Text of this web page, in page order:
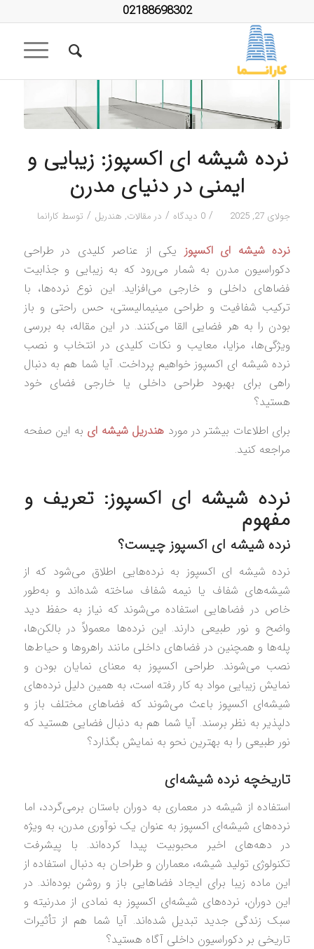
02188698302
نرده شیشه ای اکسپوز: زیبایی و
ایمنی در دنیای مدرن
جولای 27, 2025 / 0 دیدگاه / در مقالات, هندریل / توسط کارانما
نرده شیشه ای اکسپوز یکی از عناصر کلیدی در طراحی
دکوراسیون مدرن به شمار می‌رود که به زیبایی و جذابیت
فضاهای داخلی و خارجی می‌افزاید. این نوع نرده‌ها، با
ترکیب شفافیت و طراحی مینیمالیستی، حس راحتی و باز
بودن را به هر فضایی القا می‌کنند. در این مقاله، به بررسی
ویژگی‌ها، مزایا، معایب و نکات کلیدی در انتخاب و نصب
نرده شیشه ای اکسپوز خواهیم پرداخت. آیا شما هم به دنبال
راهی برای بهبود طراحی داخلی یا خارجی فضای خود
هستید؟
برای اطلاعات بیشتر در مورد هندریل شیشه‌ ای به این صفحه
مراجعه کنید.
نرده شیشه ای اکسپوز: تعریف و
مفهوم
نرده شیشه ای اکسپوز چیست؟
نرده شیشه ای اکسپوز به نرده‌هایی اطلاق می‌شود که از
شیشه‌های شفاف یا نیمه شفاف ساخته شده‌اند و به‌طور
خاص در فضاهایی استفاده می‌شوند که نیاز به حفظ دید
واضح و نور طبیعی دارند. این نرده‌ها معمولاً در بالکن‌ها،
پله‌ها و همچنین در فضاهای داخلی مانند راهروها و حیاط‌ها
نصب می‌شوند. طراحی اکسپوز به معنای نمایان بودن و
نمایش زیبایی مواد به کار رفته است، به همین دلیل نرده‌های
شیشه‌ای اکسپوز باعث می‌شوند که فضاهای مختلف باز و
دلپذیر به نظر برسند. آیا شما هم به دنبال فضایی هستید که
نور طبیعی را به بهترین نحو به نمایش بگذارد؟
تاریخچه نرده شیشه‌ای
استفاده از شیشه در معماری به دوران باستان برمی‌گردد، اما
نرده‌های شیشه‌ای اکسپوز به عنوان یک نوآوری مدرن، به ویژه
در دهه‌های اخیر محبوبیت پیدا کرده‌اند. با پیشرفت
تکنولوژی تولید شیشه، معماران و طراحان به دنبال استفاده از
این ماده زیبا برای ایجاد فضاهایی باز و روشن بوده‌اند. در
این دوران، نرده‌های شیشه‌ای اکسپوز به نمادی از مدرنیته و
سبک زندگی جدید تبدیل شده‌اند. آیا شما هم از تأثیرات
تاریخی بر دکوراسیون داخلی آگاه هستید؟